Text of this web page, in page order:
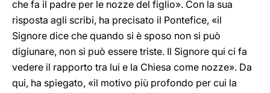
che fa il padre per le nozze del figlio». Con la sua
risposta agli scribi, ha precisato il Pontefice, «il
Signore dice che quando si è sposo non si può
digiunare, non si può essere triste. Il Signore qui ci fa
vedere il rapporto tra lui e la Chiesa come nozze». Da
qui, ha spiegato, «il motivo più profondo per cui la